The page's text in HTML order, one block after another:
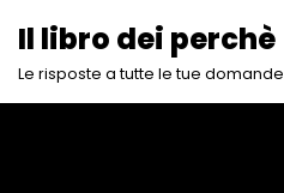
Vai
Il libro dei perchè
Le risposte a tutte le tue domande